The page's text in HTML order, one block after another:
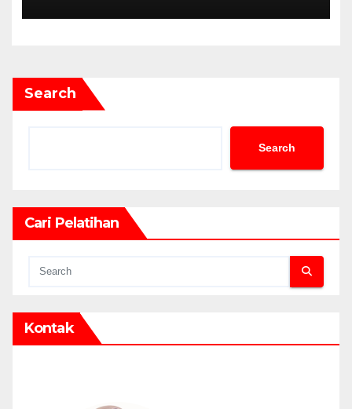
Search
Search
Cari Pelatihan
Kontak